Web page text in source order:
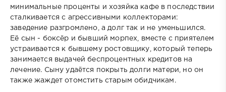
минимальные проценты и хозяйка кафе в последствии
сталкивается с агрессивными коллекторами:
заведение разгромлено, а долг так и не уменьшился.
Её сын - боксёр и бывший морпех, вместе с приятелем
устраивается к бывшему ростовщику, который теперь
занимается выдачей беспроцентных кредитов на
лечение. Сыну удаётся покрыть долги матери, но он
также жаждет отомстить старым обидчикам.